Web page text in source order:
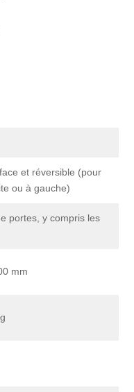
et réversible (pour
ou à gauche)
portes, y compris les
mm